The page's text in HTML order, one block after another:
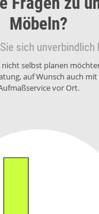
Möbeln?
sich unverbindlich
nicht selbst planen
auf Wunsch auch
vor Ort.